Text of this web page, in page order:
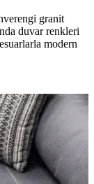
granit
duvar renkleri
modern